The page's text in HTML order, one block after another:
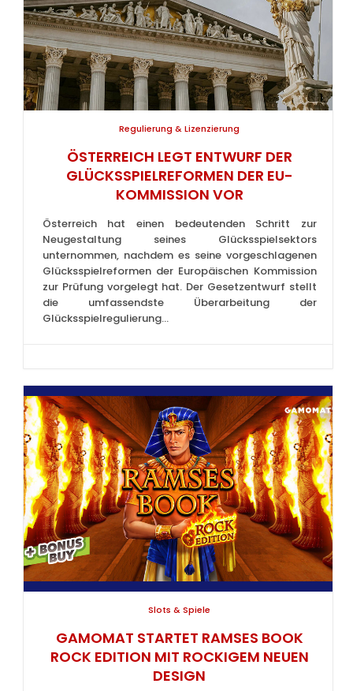
Regulierung & Lizenzierung
ÖSTERREICH LEGT ENTWURF DER
GLÜCKSSPIELREFORMEN DER EU-
KOMMISSION VOR
Österreich hat einen bedeutenden Schritt zur
Neugestaltung seines Glücksspielsektors
unternommen, nachdem es seine vorgeschlagenen
Glücksspielreformen der Europäischen Kommission
zur Prüfung vorgelegt hat. Der Gesetzentwurf stellt
die umfassendste Überarbeitung der
Glücksspielregulierung...
Slots & Spiele
GAMOMAT STARTET RAMSES BOOK
ROCK EDITION MIT ROCKIGEM NEUEN
DESIGN